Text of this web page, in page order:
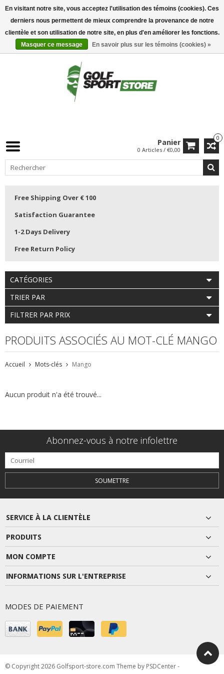
0
Panier
0 Articles / €0,00
Free Shipping Over € 100
Satisfaction Guarantee
1-2 Days Delivery
Free Return Policy
CATÉGORIES
TRIER PAR
FILTRER PAR PRIX
PRODUITS ASSOCIÉS AU MOT-CLÉ MANGO
Accueil Mots-clés Mango
Aucun produit n'a été trouvé...
Abonnez-vous à notre infolettre
SOUMETTRE
SERVICE À LA CLIENTÈLE
PRODUITS
MON COMPTE
INFORMATIONS SUR L'ENTREPRISE
MODES DE PAIEMENT
© Copyright 2026 Golfsport-store.com Theme by PSDCenter-
En visitant notre site, vous acceptez l'utilisation des témoins (cookies). Ces
derniers nous permettent de mieux comprendre la provenance de notre
clientèle et son utilisation de notre site, en plus d'en améliorer les fonctions.
Masquer ce message
En savoir plus sur les témoins (cookies) »